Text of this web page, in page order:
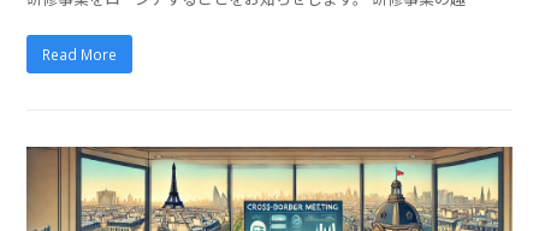
Read More